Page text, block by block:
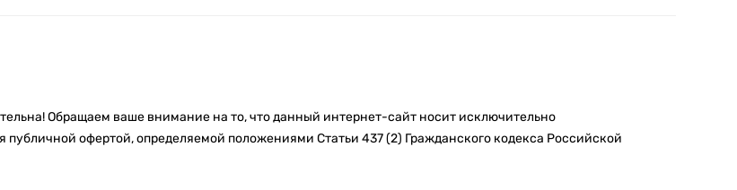
Обращаем ваше внимание на то, что данный интернет-сайт носит исключительно
офертой, определяемой положениями Статьи 437 (2) Гражданского кодекса Российской